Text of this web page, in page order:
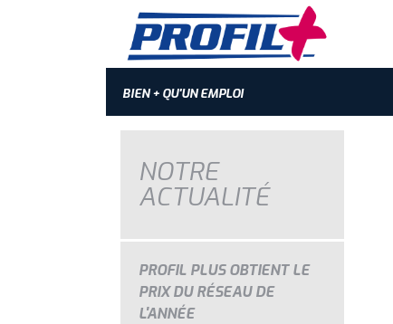
BIEN + QU'UN EMPLOI
NOTRE
ACTUALITÉ
PROFIL PLUS OBTIENT LE
PRIX DU RÉSEAU DE
L'ANNÉE